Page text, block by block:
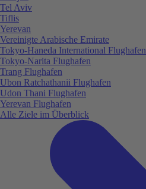
Tel Aviv
Tiflis
Yerevan
Vereinigte Arabische Emirate
Tokyo-Haneda International Flughafen
Tokyo-Narita Flughafen
Trang Flughafen
Ubon Ratchathanii Flughafen
Udon Thani Flughafen
Yerevan Flughafen
Alle Ziele im Überblick